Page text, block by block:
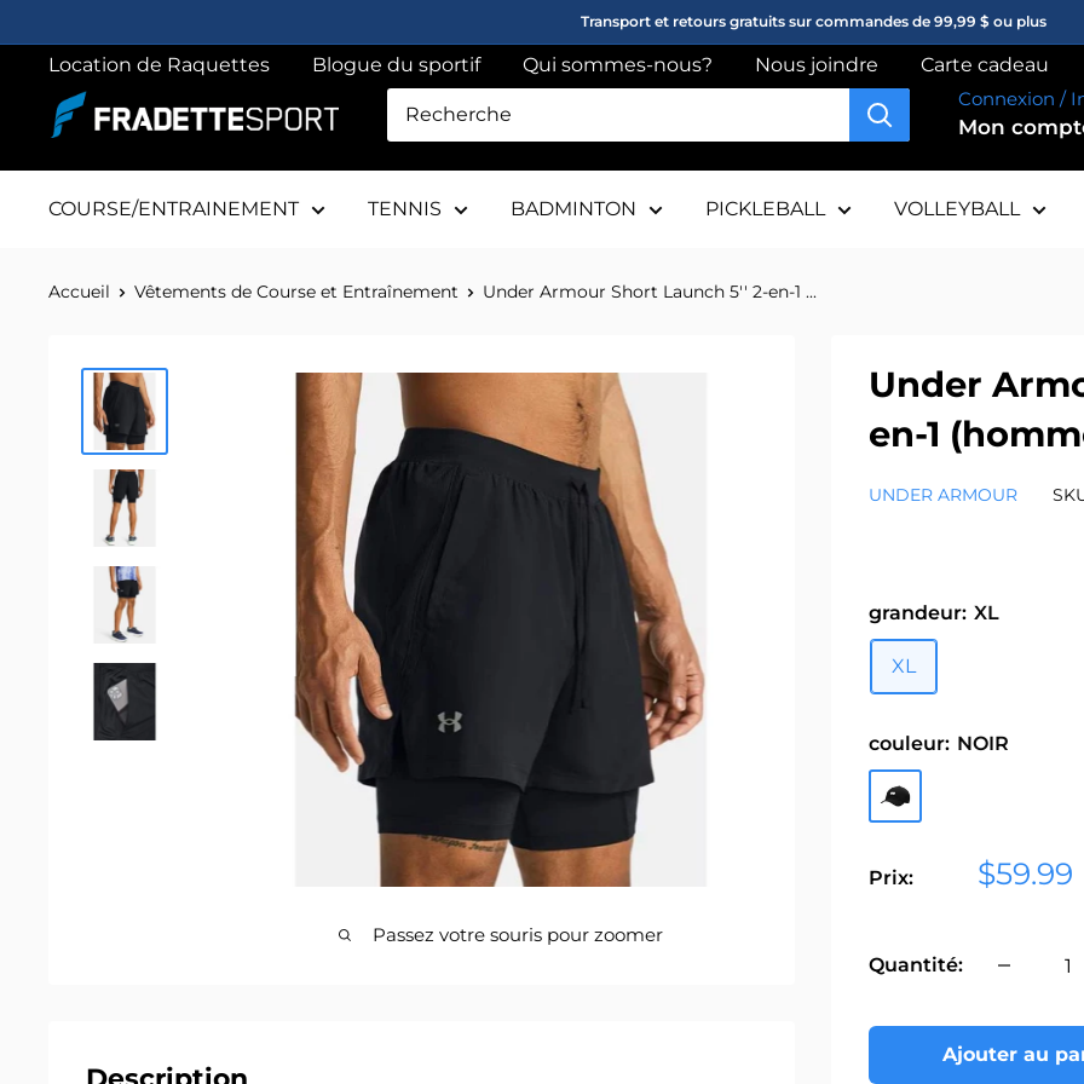
au
contenu
Transport et retours gratuits sur commandes de 99,99 $ ou plus
Location de Raquettes Blogue du sportif Qui sommes-nous? Nous joindre
Carte cadeau
Fradette
sport
Connexion /
Mon
COURSE/ENTRAINEMENT TENNIS BADMINTON PICKLEBALL VOLLEYBALL
Accueil Vêtements de Course et Entraînement Under Armour Short Launch 5'' 2-en-1 ...
Passez votre souris pour zoomer
Under
en-1
UNDER ARMOUR
grandeur: XL
XL
couleur: NOIR
NOIR
Prix:
Prix
$59.99
Quantité:
Ajouter au